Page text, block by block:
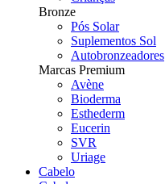
Bronze
Pós Solar
Suplementos Sol
Autobronzeadores
Marcas Premium
Avène
Bioderma
Esthederm
Eucerin
SVR
Uriage
Cabelo